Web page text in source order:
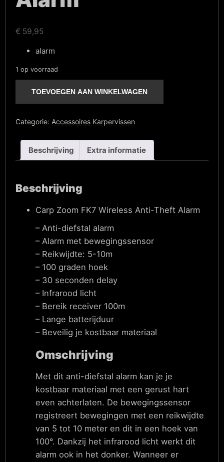
€ 59,95
alarm
1 op voorraad
aantalTOEVOEGEN AAN WINKELWAGEN
Categorie: Accessoires Karpervissen
Beschrijving Extra informatie
Beschrijving
Carp Zoom FK7 Wireless Anti-Theft Alarm
– Anti-diefstal alarm
– Alarm met bewegingssensor
– Reikwijdte: 5-10m
– 100 graden hoek
– 30 seconden delay
– Infrarood licht
– Bereik receiver 100m
– Lange batterijduur
– Beveilig je kostbaar materiaal
Omschrijving
Met dit anti-diefstal alarm kan je je
kostbaar materiaal met een gerust hart
even achterlaten. De bewegingssensor
registreert bewegingen met een reikwijdte
van 5 tot 10 meter en dit in een hoek van
100°. Dankzij het infrarood licht werkt dit
alarm ook in het donker. Wanneer er